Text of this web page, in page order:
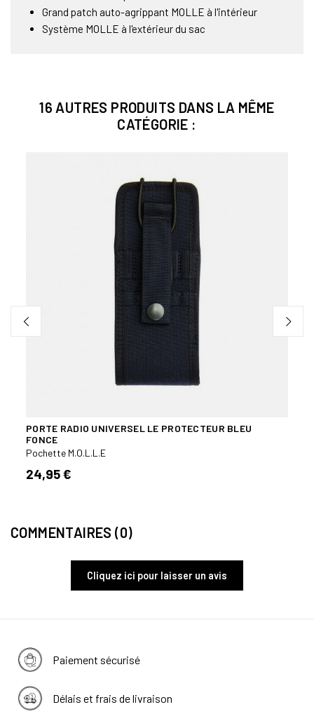
Grand patch auto-agrippant MOLLE à l'intérieur
Système MOLLE à l'extérieur du sac
16 AUTRES PRODUITS DANS LA MÊME
CATÉGORIE :
PORTE RADIO UNIVERSEL LE PROTECTEUR BLEU
FONCE
Pochette M.O.L.L.E
24,95 €
COMMENTAIRES (0)
Cliquez ici pour laisser un avis
Paiement sécurisé
Délais et frais de livraison